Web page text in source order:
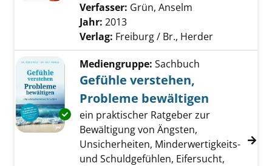
Verfasser: Grün, Anselm
Jahr: 2013
Verlag: Freiburg / Br., Herder
Exemplar-Details von Gefühle verstehen,
Mediengruppe: Sachbuch
Gefühle verstehen,
Probleme bewältigen
ein praktischer Ratgeber zur
Bewältigung von Ängsten,
Unsicherheiten, Minderwertigkeits-
und Schuldgefühlen, Eifersucht,